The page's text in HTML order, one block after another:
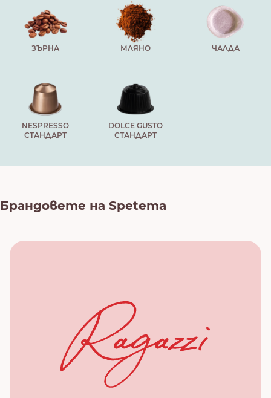
ЗЪРНА МЛЯНО ЧАЛДА
NESPRESSO
СТАНДАРТ
DOLCE GUSTO
СТАНДАРТ
Брандовете на Spetema